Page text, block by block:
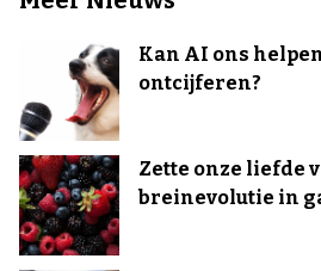
Kan AI ons
ontcijferen?
Zette onze liefde
breinevolutie in